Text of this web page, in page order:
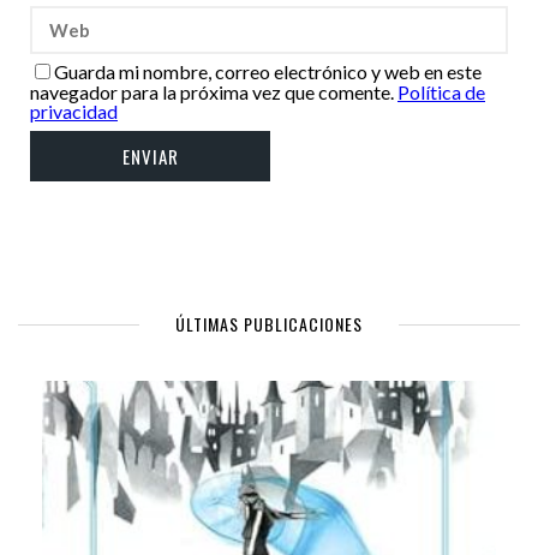
Guarda mi nombre, correo electrónico y web en este
navegador para la próxima vez que comente. Política de
privacidad
ÚLTIMAS PUBLICACIONES